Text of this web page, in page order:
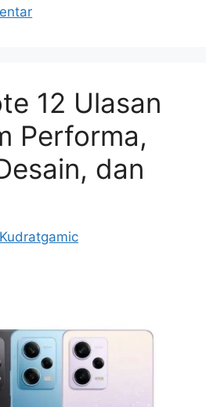
12 Ulasan
Performa,
dan
Kudratgamic